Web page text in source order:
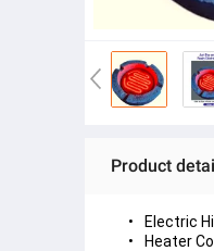
Product
Electric
Heater